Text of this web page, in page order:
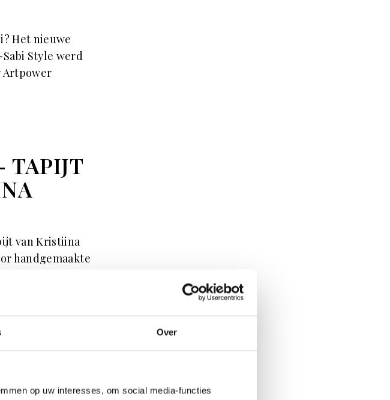
Over
op uw interesses, om social media-functies
Het nieuwe
Style werd
Artpower
TAPIJT
van Kristiina
handgemaakte